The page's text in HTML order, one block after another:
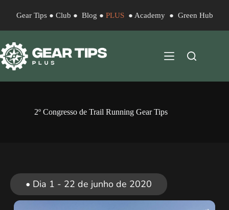
Gear Tips● Club ● Blog ● PLUS● Academy● Green Hub
2º Congresso de Trail Running Gear Tips
• Dia 1 - 22 de junho de 2020